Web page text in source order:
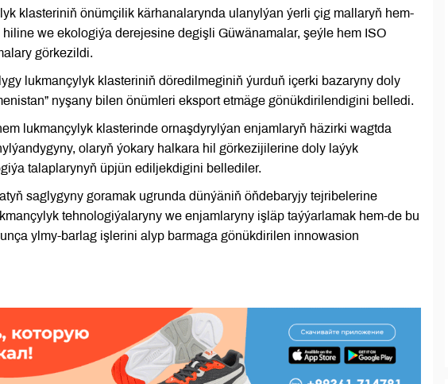
klasteriniň önümçilik kärhanalarynda ulanylýan ýerli çig mallaryň hem-
we ekologiýa derejesine degişli Güwänamalar, şeýle hem ISO
görkezildi.
lukmançylyk klasteriniň döredilmeginiň ýurduň içerki bazaryny doly
nyşany bilen önümleri eksport etmäge gönükdirilendigini belledi.
lukmançylyk klasterinde ornaşdyrylýan enjamlaryň häzirki wagtda
olaryň ýokary halkara hil görkezijilerine doly laýyk
talaplarynyň üpjün ediljekdigini bellediler.
saglygyny goramak ugrunda dünýäniň öňdebaryjy tejribelerine
tehnologiýalaryny we enjamlaryny işläp taýýarlamak hem-de bu
ylmy-barlag işlerini alyp barmaga gönükdirilen innowasion